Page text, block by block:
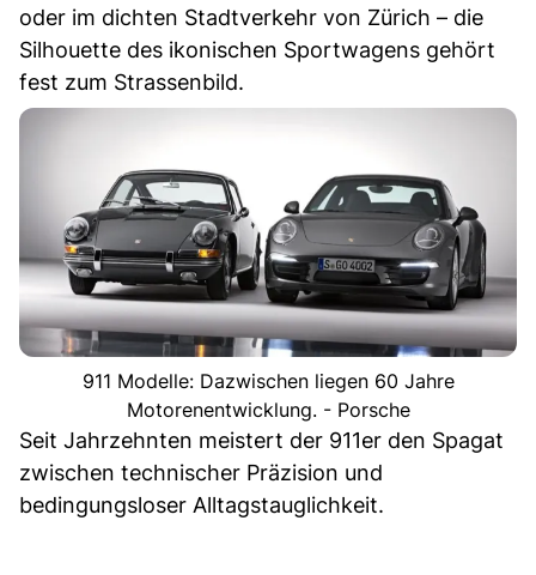
oder im dichten Stadtverkehr von Zürich – die
Silhouette des ikonischen Sportwagens gehört
fest zum Strassenbild.
911 Modelle: Dazwischen liegen 60 Jahre
Motorenentwicklung. - Porsche
Seit Jahrzehnten meistert der 911er den Spagat
zwischen technischer Präzision und
bedingungsloser Alltagstauglichkeit.